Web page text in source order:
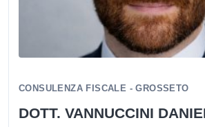
CONSULENZA FISCALE - GROSSETO
DOTT. VANNUCCINI